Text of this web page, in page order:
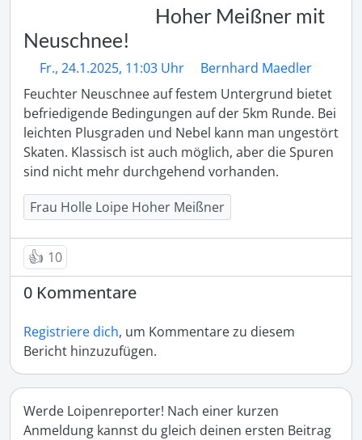
Hoher Meißner mit
Neuschnee!
Fr., 24.1.2025, 11:03 Uhr
Bernhard Maedler
Feuchter Neuschnee auf festem Untergrund bietet
befriedigende Bedingungen auf der 5km Runde. Bei
leichten Plusgraden und Nebel kann man ungestört
Skaten. Klassisch ist auch möglich, aber die Spuren
sind nicht mehr durchgehend vorhanden.
Frau Holle Loipe Hoher Meißner
👍 10
0 Kommentare
Registriere dich, um Kommentare zu diesem
Bericht hinzuzufügen.
Werde Loipenreporter! Nach einer kurzen
Anmeldung kannst du gleich deinen ersten Beitrag